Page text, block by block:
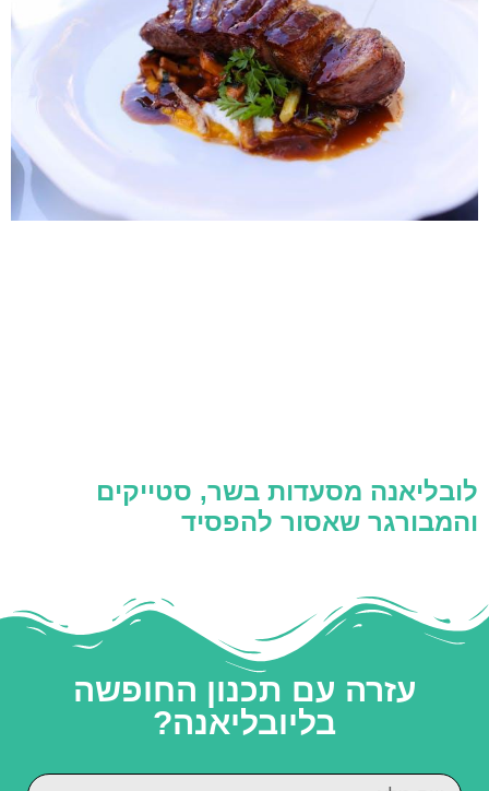
לובליאנה מסעדות בשר, סטייקים
והמבורגר שאסור להפסיד
עזרה עם תכנון החופשה
בליובליאנה?